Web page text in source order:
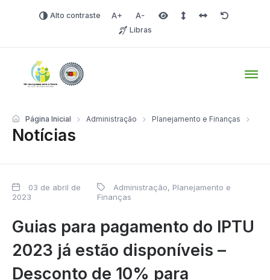
Alto contraste Aumentar fonte
Diminuir fonteÁrea selecionada
Espaçamento de linha
Espaço dos
Redefinir
Libras
Notícias
Página Inicial Administração Planejamento e Finanças
03 de abril de
2023
Administração, Planejamento e
Finanças
Guias para pagamento do IPTU
2023 já estão disponíveis –
Desconto de 10% para